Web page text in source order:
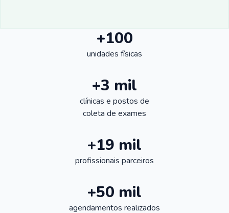
+100
unidades físicas
+3 mil
clínicas e postos de
coleta de exames
+19 mil
profissionais parceiros
+50 mil
agendamentos realizados